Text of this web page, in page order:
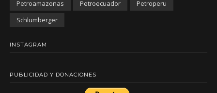
Petroamazonas
Petroecuador
Petroperu
Schlumberger
INSTAGRAM
PUBLICIDAD Y DONACIONES